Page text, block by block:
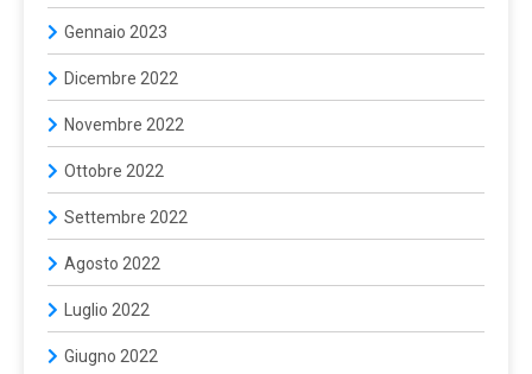
Gennaio 2023
Dicembre 2022
Novembre 2022
Ottobre 2022
Settembre 2022
Agosto 2022
Luglio 2022
Giugno 2022